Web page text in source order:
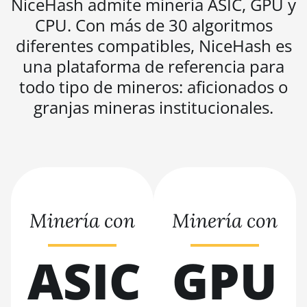
D5
BITMAIN AntMiner
K5
BITMAIN AntMiner
K7
BITMAIN AntMiner
BITMAIN AntMiner
KS5
BITMAIN AntMiner
KS5 Pro
CPU. Con más de 30 algoritmos
diferentes compatibles, NiceHash es
una plataforma de referencia para
todo tipo de mineros: aficionados o
granjas mineras institucionales.
Minería con
ASIC
Minería con
GPU